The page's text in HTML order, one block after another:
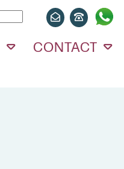
CONTACT